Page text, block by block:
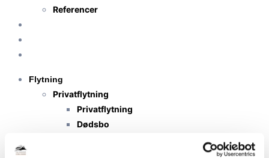
Referencer
Flytning
Privatflytning
Privatflytning
Dødsbo